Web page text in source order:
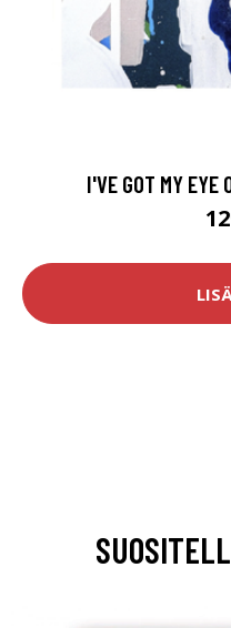
I'VE GOT MY EYE